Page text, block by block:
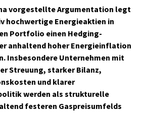
vorgestellte Argumentation legt
hochwertige Energieaktien in
Portfolio einen Hedging-
anhaltend hoher Energieinflation
Insbesondere Unternehmen mit
Streuung, starker Bilanz,
und klarer
werden als strukturelle
festeren Gaspreisumfelds